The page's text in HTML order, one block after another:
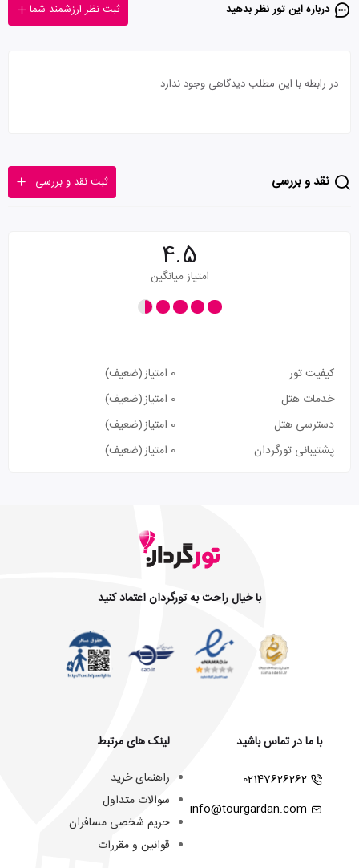
درباره این تور‌ نظر بدهید ثبت نظر ارزشمند شما
در رابطه با این مطلب دیدگاهی وجود ندارد
نقد و بررسی ثبت نقد و بررسی
4.5
امتیاز میانگین
کیفیت تور 0 امتیاز
(ضعیف)
خدمات هتل
0 امتیاز
(ضعیف)
دسترسی هتل
0 امتیاز
(ضعیف)
پشتیبانی تورگردان
0 امتیاز (ضعیف)
با خیال راحت به تورگردان اعتماد کنید
با ما در تماس باشید
02147626262
info@tourgardan.com
لینک های مرتبط
راهنمای خرید
سوالات متداول
حریم شخصی مسافران
قوانین و مقررات